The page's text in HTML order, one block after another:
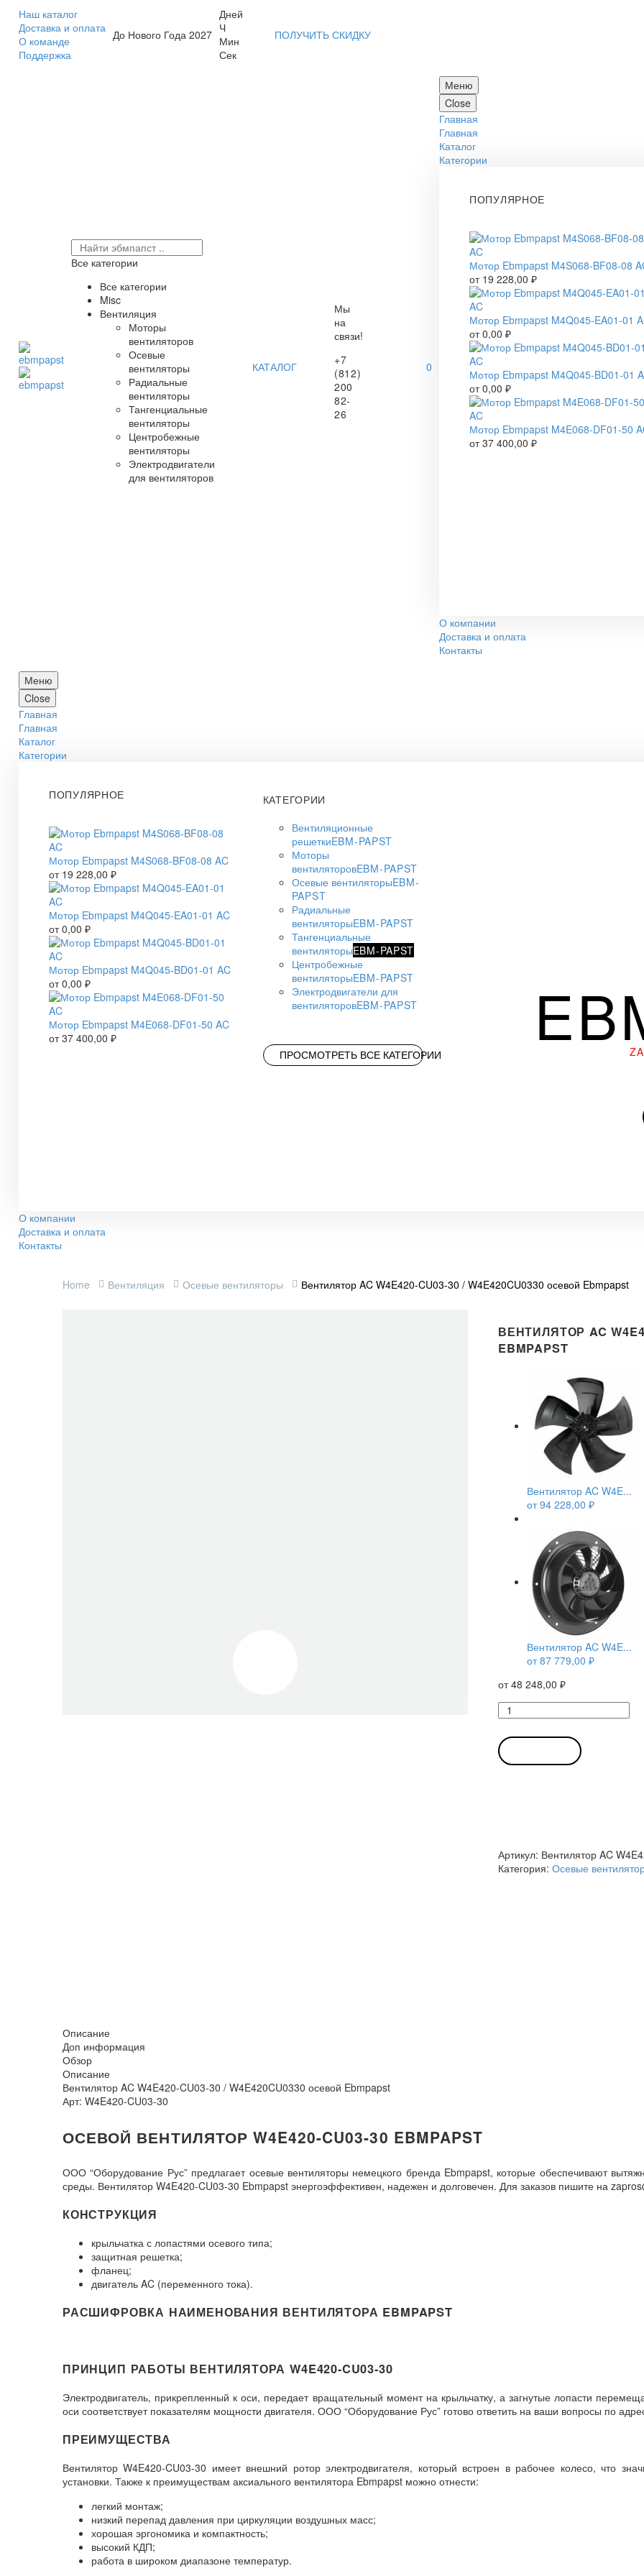
Наш каталог
Доставка и оплата
О команде
Поддержка
До Нового Года 2027
Дней
Ч
Мин
Сек
ПОЛУЧИТЬ СКИДКУ
Все категории
Все категории
Misc
Вентиляция
Моторы
вентиляторов
Осевые
вентиляторы
Радиальные
вентиляторы
Тангенциальные
вентиляторы
Центробежные
вентиляторы
Электродвигатели
для вентиляторов
КАТАЛОГ
Мы
на
связи!
+7
(812)
200
82-
26
0
Меню
Close
Главная
Главная
Каталог
Категории
ПОПУЛЯРНОЕ
Мотор Ebmpapst M4S068-BF08-08
от 19 228,00 ₽
Мотор Ebmpapst M4Q045-EA01-01
от0,00 ₽
Мотор Ebmpapst M4Q045-BD01-01
от0,00 ₽
Мотор Ebmpapst M4E068-DF01-50
от37 400,00 ₽
О компании
Доставка и оплата
Контакты
Меню
Close
Главная
Главная
Каталог
Категории
ПОПУЛЯРНОЕ
Мотор Ebmpapst M4S068-BF08-08 AC
от 19 228,00 ₽
Мотор Ebmpapst M4Q045-EA01-01 AC
от0,00 ₽
Мотор Ebmpapst M4Q045-BD01-01 AC
от0,00 ₽
Мотор Ebmpapst M4E068-DF01-50 AC
от37 400,00 ₽
КАТЕГОРИИ
Вентиляционные
решеткиEBM-PAPST
Моторы
вентиляторовEBM-PAPST
Осевые вентиляторыEBM-
PAPST
Радиальные
вентиляторыEBM-PAPST
Тангенциальные
вентиляторыEBM-PAPST
Центробежные
вентиляторыEBM-PAPST
Электродвигатели для
вентиляторовEBM-PAPST
ПРОСМОТРЕТЬ ВСЕ КАТЕГОРИИ
О компании
Доставка и оплата
Контакты
Home Вентиляция Осевые вентиляторы Вентилятор AC W4E420-CU03-30 / W4E420CU0330 осевой Ebmpapst
ВЕНТИЛЯТОР AC
EBMPAPST
Вентилятор AC W4E...
от94 228,00 ₽
Вентилятор AC W4E...
от87 779,00 ₽
от48 248,00 ₽
Количество
товара
Вентилятор
AC
W4E420-
Артикул: Вентилятор AC
Категория: Осевые
Описание
Доп информация
Обзор
Описание
Вентилятор AC W4E420-CU03-30 / W4E420CU0330 осевой Ebmpapst
Арт: W4E420-CU03-30
ОСЕВОЙ ВЕНТИЛЯТОР W4E420-CU03-30 EBMPAPST
ООО “Оборудование Рус” предлагает осевые вентиляторы немецкого бренда Ebmpapst, которые обеспечивают
среды. Вентилятор W4E420-CU03-30 Ebmpapst энергоэффективен, надежен и долговечен. Для заказов пишите на
КОНСТРУКЦИЯ
крыльчатка с лопастями осевого типа;
защитная решетка;
фланец;
двигатель AC (переменного тока).
РАСШИФРОВКА НАИМЕНОВАНИЯ ВЕНТИЛЯТОРА EBMPAPST
ПРИНЦИП РАБОТЫ ВЕНТИЛЯТОРА W4E420-CU03-30
Электродвигатель, прикрепленный к оси, передает вращательный момент на крыльчатку, а загнутые лопасти
оси соответствует показателям мощности двигателя. ООО “Оборудование Рус” готово ответить на ваши вопросы по
ПРЕИМУЩЕСТВА
Вентилятор W4E420-CU03-30 имеет внешний ротор электродвигателя, который встроен в рабочее колесо, что
установки. Также к преимуществам аксиального вентилятора Ebmpapst можно отнести:
легкий монтаж;
низкий перепад давления при циркуляции воздушных масс;
хорошая эргономика и компактность;
высокий КДП;
работа в широком диапазоне температур.